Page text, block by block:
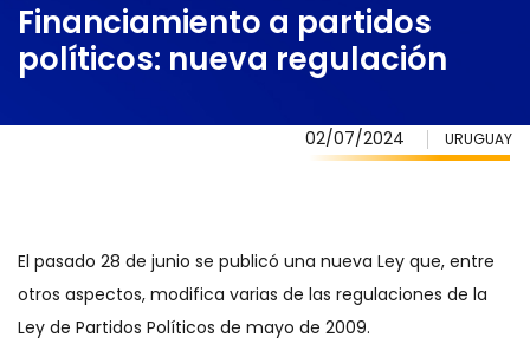
Financiamiento a partidos
políticos: nueva regulación
02/07/2024 URUGUAY
El pasado 28 de junio se publicó una nueva Ley que, entre
otros aspectos, modifica varias de las regulaciones de la
Ley de Partidos Políticos de mayo de 2009.